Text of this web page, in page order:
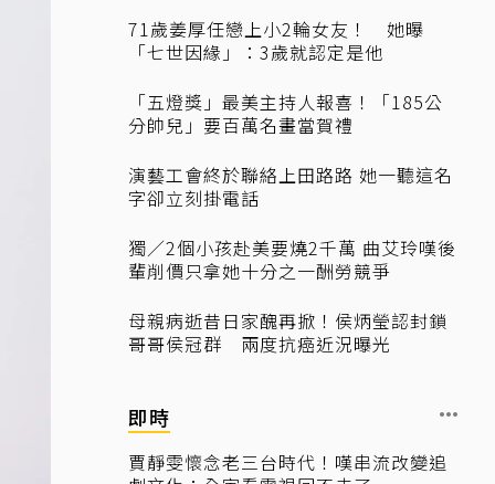
71歲姜厚任戀上小2輪女友！ 她曝
「七世因緣」：3歲就認定是他
「五燈獎」最美主持人報喜！「185公
分帥兒」要百萬名畫當賀禮
演藝工會終於聯絡上田路路 她一聽這名
字卻立刻掛電話
獨／2個小孩赴美要燒2千萬 曲艾玲嘆後
輩削價只拿她十分之一酬勞競爭
母親病逝昔日家醜再掀！侯炳瑩認封鎖
哥哥侯冠群 兩度抗癌近況曝光
即時
賈靜雯懷念老三台時代！嘆串流改變追